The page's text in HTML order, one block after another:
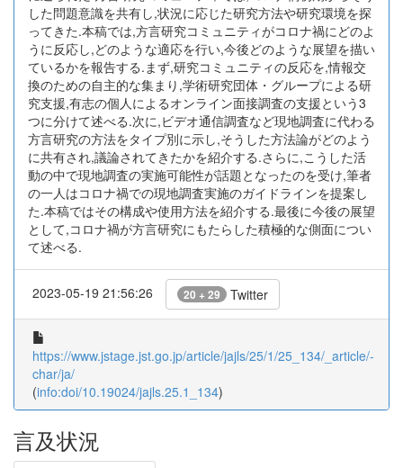
した問題意識を共有し,状況に応じた研究方法や研究環境を探
ってきた.本稿では,方言研究コミュニティがコロナ禍にどのよ
うに反応し,どのような適応を行い,今後どのような展望を描い
ているかを報告する.まず,研究コミュニティの反応を,情報交
換のための自主的な集まり,学術研究団体・グループによる研
究支援,有志の個人によるオンライン面接調査の支援という3
つに分けて述べる.次に,ビデオ通信調査など現地調査に代わる
方言研究の方法をタイプ別に示し,そうした方法論がどのよう
に共有され,議論されてきたかを紹介する.さらに,こうした活
動の中で現地調査の実施可能性が話題となったのを受け,筆者
の一人はコロナ禍での現地調査実施のガイドラインを提案し
た.本稿ではその構成や使用方法を紹介する.最後に今後の展望
として,コロナ禍が方言研究にもたらした積極的な側面につい
て述べる.
2023-05-19 21:56:26 20 + 29 Twitter
https://www.jstage.jst.go.jp/article/jajls/25/1/25_134/_article/-
char/ja/
(info:doi/10.19024/jajls.25.1_134)
言及状況